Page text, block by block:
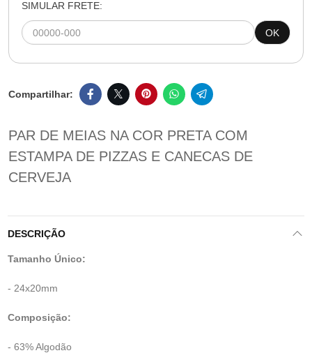
SIMULAR FRETE:
OK
PAR DE MEIAS NA COR PRETA COM
ESTAMPA DE PIZZAS E CANECAS DE
CERVEJA
DESCRIÇÃO
Tamanho Único:
- 24x20mm
Composição:
- 63% Algodão